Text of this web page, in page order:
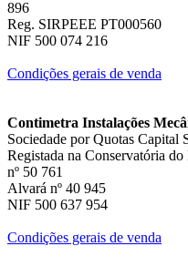
896
Reg. SIRPEEE PT000560
NIF 500 074 216
Condições gerais de venda
Contimetra Instalações
Sociedade por Quotas Capital
Registada na Conservatória
nº 50 761
Alvará nº 40 945
NIF 500 637 954
Condições gerais de venda